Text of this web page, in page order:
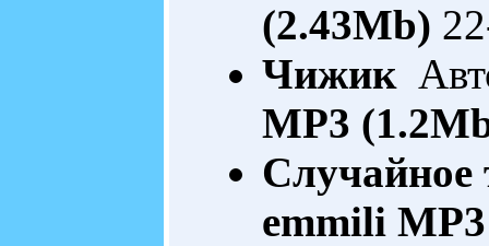
(2.43Mb)
Чижик
MP3
Случайное
emmili